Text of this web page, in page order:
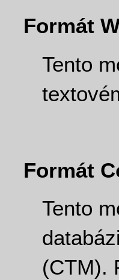
Formát
Tento
Formát
Tento
(CTM).